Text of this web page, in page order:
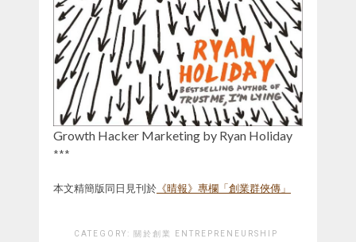
Growth Hacker Marketing by Ryan Holiday
***
本文精簡版同日見刊於 《晴報》專欄「創業群俠傳」
CATEGORY: 關於創業 ENTREPRENEURSHIP